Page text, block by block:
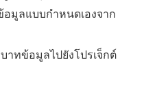
มูลแบบกำหนดเองจาก
าทข้อมูลไปยังโปรเจ็กต์